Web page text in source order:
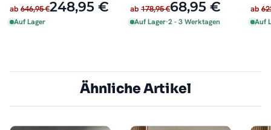
ab 646,95 €248,95 €
Auf Lager
ab 178,95 €68,95 €
Auf Lager·2 - 3 Werktagen
ab
Auf
Ähnliche Artikel